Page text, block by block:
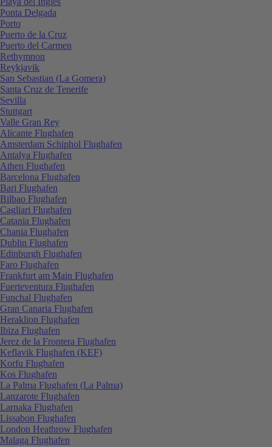
Ponta Delgada
Porto
Puerto de la Cruz
Puerto del Carmen
Rethymnon
Reykjavik
San Sebastian (La Gomera)
Santa Cruz de Tenerife
Sevilla
Stuttgart
Valle Gran Rey
Alicante Flughafen
Amsterdam Schiphol Flughafen
Antalya Flughafen
Athen Flughafen
Barcelona Flughafen
Bari Flughafen
Bilbao Flughafen
Cagliari Flughafen
Catania Flughafen
Chania Flughafen
Dublin Flughafen
Edinburgh Flughafen
Faro Flughafen
Frankfurt am Main Flughafen
Fuerteventura Flughafen
Funchal Flughafen
Gran Canaria Flughafen
Heraklion Flughafen
Ibiza Flughafen
Jerez de la Frontera Flughafen
Keflavik Flughafen (KEF)
Korfu Flughafen
Kos Flughafen
La Palma Flughafen (La Palma)
Lanzarote Flughafen
Larnaka Flughafen
Lissabon Flughafen
London Heathrow Flughafen
Malaga Flughafen